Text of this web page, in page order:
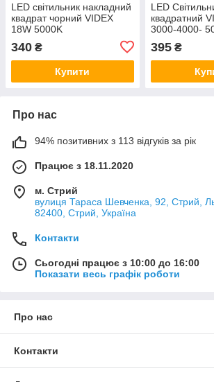
LED світильник накладний
квадрат чорний VIDEX
18W 5000K
340 ₴
Купити
LED
квадратний
3000-4000-
395₴
Про нас
94% позитивних з 113 відгуків за рік
Працює з 18.11.2020
м. Стрий
вулиця Тараса Шевченка, 92, Стрий,
82400, Стрий, Україна
Контакти
Сьогодні працює з 10:00 до 16:00
Показати весь графік роботи
Про нас
Контакти